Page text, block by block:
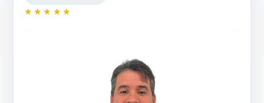
★★★★★